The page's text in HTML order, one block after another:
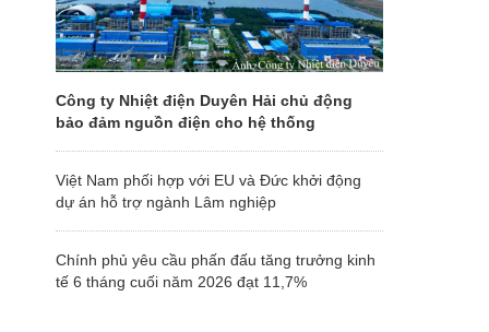
Công ty Nhiệt điện Duyên Hải chủ động
bảo đảm nguồn điện cho hệ thống
Việt Nam phối hợp với EU và Đức khởi động
dự án hỗ trợ ngành Lâm nghiệp
Chính phủ yêu cầu phấn đấu tăng trưởng kinh
tế 6 tháng cuối năm 2026 đạt 11,7%